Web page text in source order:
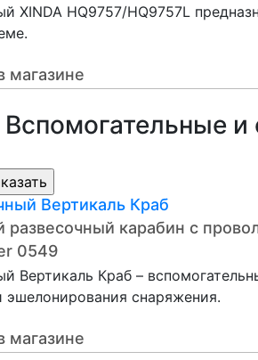
XINDA HQ9757/HQ9757L
магазине
Вертикаль Краб
развесочный карабин с
0549
Вертикаль Краб –
эшелонирования снаряжения.
магазине